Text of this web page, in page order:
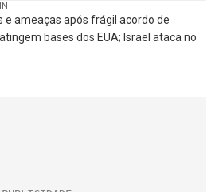
e ameaças após frágil acordo de
bases dos EUA; Israel ataca no